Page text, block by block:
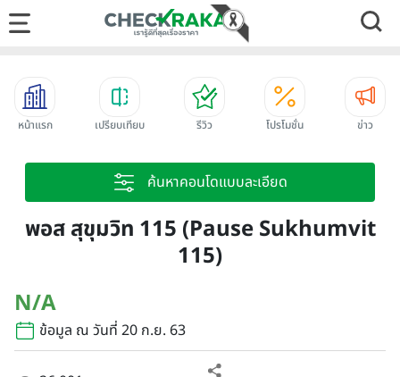
หน้าแรก เปรียบเทียบ รีวิว โปรโมชั่น ข่าว
ค้นหาคอนโดแบบละเอียด
พอส สุขุมวิท 115 (Pause Sukhumvit
115)
N/A
ข้อมูล ณ วันที่ 20 ก.ย. 63